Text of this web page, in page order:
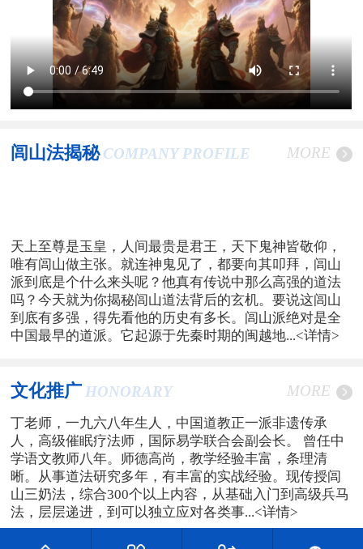
闾山法揭秘 COMPANY PROFILE MORE
天上至尊是玉皇，人间最贵是君王，天下鬼神皆敬仰，
唯有闾山做主张。就连神鬼见了，都要向其叩拜，闾山
派到底是个什么来头呢？他真有传说中那么高强的道法
吗？今天就为你揭秘闾山道法背后的玄机。要说这闾山
到底有多强，得先看他的历史有多长。闾山派绝对是全
中国最早的道派。它起源于先秦时期的闽越地...<详情>
文化推广 HONORARY MORE
丁老师，一九六八年生人，中国道教正一派非遗传承
人，高级催眠疗法师，国际易学联合会副会长。 曾任中
学语文教师八年。师德高尚，教学经验丰富，条理清
晰。从事道法研究多年，有丰富的实战经验。现传授闾
山三奶法，综合300个以上内容，从基础入门到高级兵马
法，层层递进，到可以独立应对各类事...<详情>